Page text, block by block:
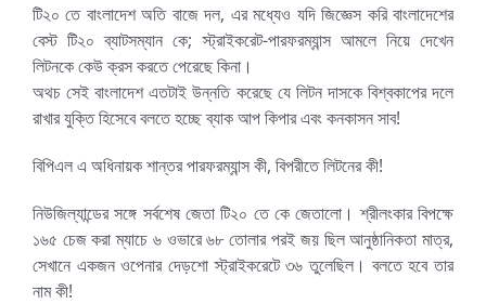
টি২০ তে বাংলাদেশ অতি বাজে দল, এর মধ্যেও যদি জিজ্ঞেস করি বাংলাদেশের
বেস্ট টি২০ ব্যাটসম্যান কে; স্ট্রাইকরেট-পারফরম্যান্স আমলে নিয়ে দেখেন
লিটনকে কেউ ক্রস করতে পেরেছে কিনা।
অথচ সেই বাংলাদেশ এতটাই উন্নতি করেছে যে লিটন দাসকে বিশ্বকাপের দলে
রাখার যুক্তি হিসেবে বলতে হচ্ছে ব্যাক আপ কিপার এবং কনকাসন সাব!
বিপিএল এ অধিনায়ক শান্তর পারফরম্যান্স কী, বিপরীতে লিটনের কী!
নিউজিল্যান্ডের সঙ্গে সর্বশেষ জেতা টি২০ তে কে জেতালো। শ্রীলংকার বিপক্ষে
১৬৫ চেজ করা ম্যাচে ৬ ওভারে ৬৮ তোলার পরই জয় ছিল আনুষ্ঠানিকতা মাত্র,
সেখানে একজন ওপেনার দেড়শো স্ট্রাইকরেটে ৩৬ তুলেছিল। বলতে হবে তার
নাম কী!